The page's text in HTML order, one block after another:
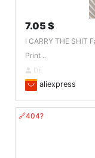
7.05 $
I CARRY THE SHIT
Print ..
DE
aliexpress
🔗404?